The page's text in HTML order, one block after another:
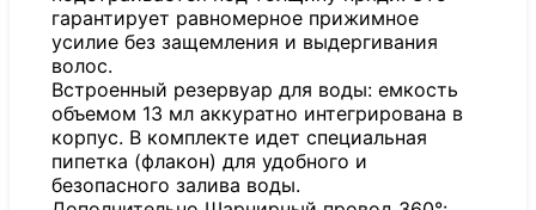
гарантирует равномерное прижимное
усилие без защемления и выдергивания
волос.
Встроенный резервуар для воды: емкость
объемом 13 мл аккуратно интегрирована в
корпус. В комплекте идет специальная
пипетка (флакон) для удобного и
безопасного залива воды.